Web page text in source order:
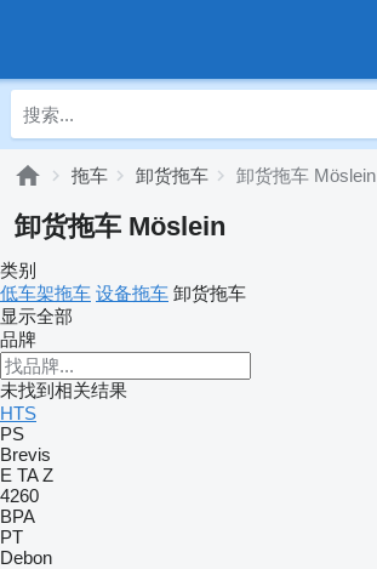
拖车 卸货拖车 卸货拖车 Möslein
卸货拖车 Möslein
类别
低车架拖车 设备拖车 卸货拖车
显示全部
品牌
未找到相关结果
HTS
PS
Brevis
E TA Z
4260
BPA
PT
Debon